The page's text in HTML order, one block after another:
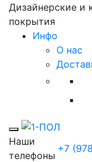
Дизайнерские и
покрытия
Инфо
О нас
Toggle mobile
Наши
телефоны
+7